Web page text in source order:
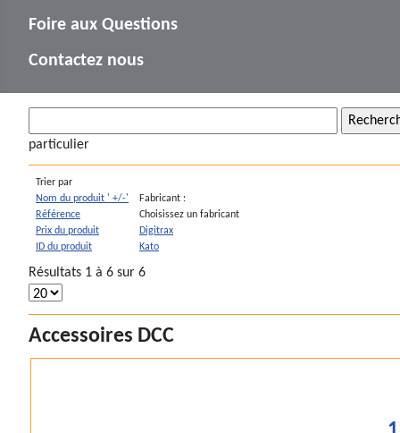
Foire aux Questions
Contactez nous
particulier
Trier par
Nom du produit ' +/-'
Référence
Prix du produit
ID du produit
Fabricant :
Choisissez un fabricant
Digitrax
Kato
Résultats 1 à 6 sur 6
Accessoires DCC